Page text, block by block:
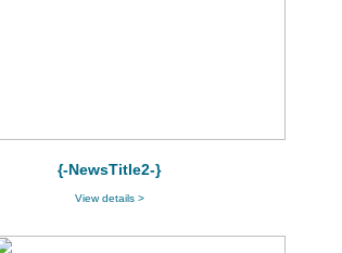
{-NewsTitle2-}
View details >